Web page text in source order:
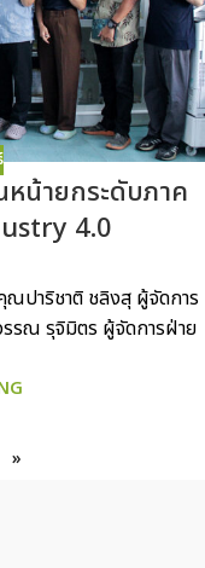
หน้ายกระดับภาค
4.0
ปาริชาติ ชลิงสุ ผู้จัดการ
รณ รุจิมิตร ผู้จัดการฝ่าย
»